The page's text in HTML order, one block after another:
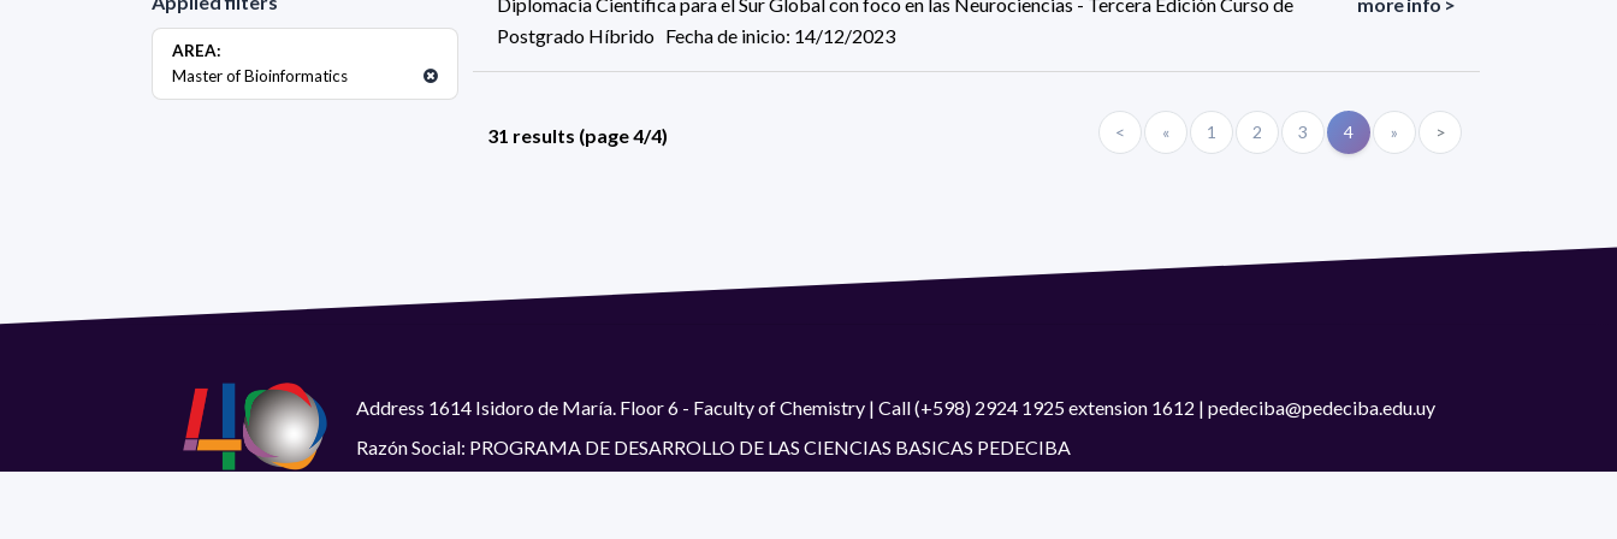
AREA:
Master of Bioinformatics
Diplomacia Científica para el Sur Global con foco en las Neurociencias - Tercera Edición Curso de
Postgrado Híbrido Fecha de inicio: 14/12/2023
more info >
31 results (page 4/4) < « 1 2 3 4 » >
Address 1614 Isidoro de María. Floor 6 - Faculty of Chemistry | Call (+598) 2924 1925 extension 1612 | pedeciba@pedeciba.edu.uy
Razón Social: PROGRAMA DE DESARROLLO DE LAS CIENCIAS BASICAS PEDECIBA